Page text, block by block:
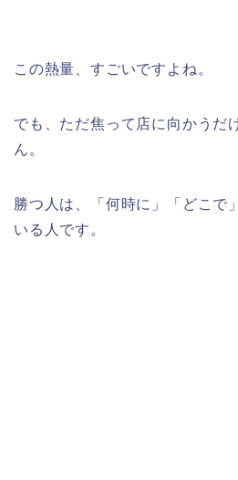
この熱量、すごいですよね。
でも、ただ焦って店に向かうだ
ん。
勝つ人は、「何時に」「どこで
いる人です。